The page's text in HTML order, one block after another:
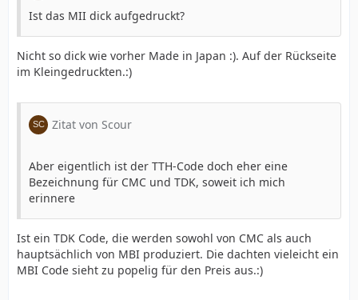
Ist das MII dick aufgedruckt?
Nicht so dick wie vorher Made in Japan :). Auf der Rückseite
im Kleingedruckten.:)
Zitat von Scour
Aber eigentlich ist der TTH-Code doch eher eine
Bezeichnung für CMC und TDK, soweit ich mich
erinnere
Ist ein TDK Code, die werden sowohl von CMC als auch
hauptsächlich von MBI produziert. Die dachten vieleicht ein
MBI Code sieht zu popelig für den Preis aus.:)